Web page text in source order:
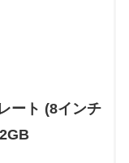
ート (8インチ